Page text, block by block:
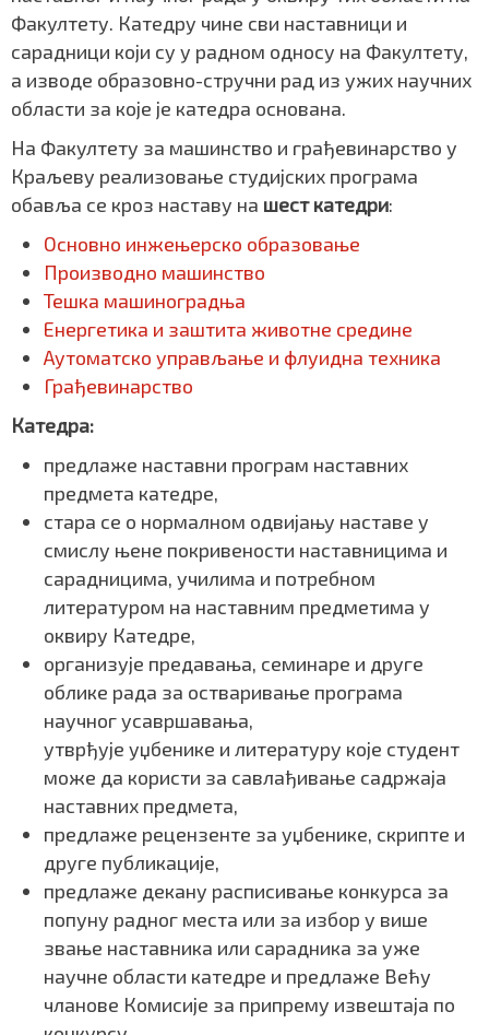
Факултету. Катедру чине сви наставници и
сарадници који су у радном односу на Факултету,
а изводе образовно-стручни рад из ужих научних
области за које је катедра основана.
На Факултету за машинство и грађевинарство у
Краљеву реализовање студијских програма
обавља се кроз наставу на шест катедри:
Основно инжењерско образовање
Производно машинство
Тешка машиноградња
Енергетика и заштита животне средине
Аутоматско управљање и флуидна техника
Грађевинарство
Катедра:
предлаже наставни програм наставних
предмета катедре,
стара се о нормалном одвијању наставе у
смислу њене покривености наставницима и
сарадницима, училима и потребном
литературом на наставним предметима у
оквиру Катедре,
организује предавања, семинаре и друге
облике рада за остваривање програма
научног усавршавања,
утврђује уџбенике и литературу које студент
може да користи за савлађивање садржаја
наставних предмета,
предлаже рецензенте за уџбенике, скрипте и
друге публикације,
предлаже декану расписивање конкурса за
попуну радног места или за избор у више
звање наставника или сарадника за уже
научне области катедре и предлаже Већу
чланове Комисије за припрему извештаја по